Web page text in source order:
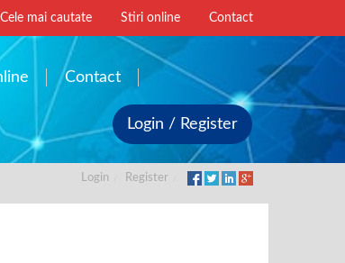
Cele mai cautate Stiri online Contact
Contact
Login / Register
Login Register